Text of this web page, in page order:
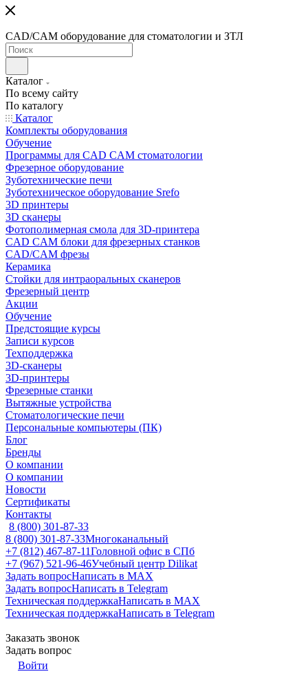
CAD/CAM оборудование для стоматологии и ЗТЛ
Каталог
По всему сайту
По каталогу
Каталог
Комплекты оборудования
Обучение
Программы для CAD CAM стоматологии
Фрезерное оборудование
Зуботехнические печи
Зуботехническое оборудование Srefo
3D принтеры
3D сканеры
Фотополимерная смола для 3D-принтера
CAD CAM блоки для фрезерных станков
CAD/CAM фрезы
Керамика
Стойки для интраоральных сканеров
Фрезерный центр
Акции
Обучение
Предстоящие курсы
Записи курсов
Техподдержка
3D-сканеры
3D-принтеры
Фрезерные станки
Вытяжные устройства
Стоматологические печи
Персональные компьютеры (ПК)
Блог
Бренды
О компании
О компании
Новости
Сертификаты
Контакты
8 (800) 301-87-33
8 (800) 301-87-33Многоканальный
+7 (812) 467-87-11Головной офис в СПб
+7 (967) 521-96-46Учебный центр Dilikat
Задать вопросНаписать в MAX
Задать вопросНаписать в Telegram
Техническая поддержкаНаписать в MAX
Техническая поддержкаНаписать в Telegram
Заказать звонок
Задать вопрос
Войти